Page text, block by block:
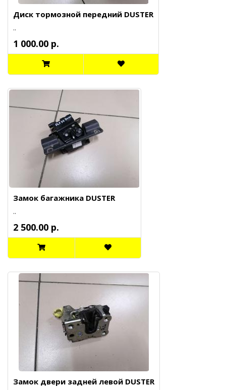
Диск тормозной передний DUSTER
..
1 000.00 р.
Замок багажника DUSTER
..
2 500.00 р.
Замок двери задней левой DUSTER